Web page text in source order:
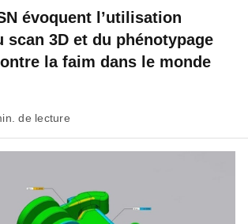
évoquent l’utilisation
scan 3D et du phénotypage
la faim dans le monde
de lecture